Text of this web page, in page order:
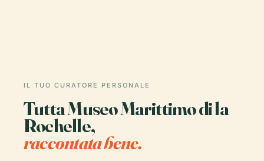
IL TUO CURATORE PERSONALE
Tutta Museo Marittimo di la
Rochelle,
raccontata bene.